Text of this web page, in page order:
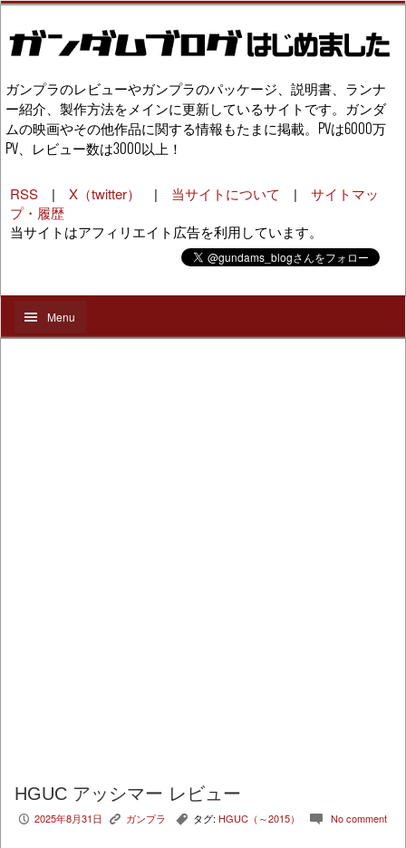
ガンプラのレビューやガンプラのパッケージ、説明書、ランナ
ー紹介、製作方法をメインに更新しているサイトです。ガンダ
ムの映画やその他作品に関する情報もたまに掲載。PVは6000万
PV、レビュー数は3000以上！
RSS | X（twitter） | 当サイトについて | サイトマッ
プ・履歴
当サイトはアフィリエイト広告を利用しています。
Menu
HGUC アッシマー レビュー
P 2025年8月31日 K ガンプラ , タグ: HGUC（～2015） c No comment